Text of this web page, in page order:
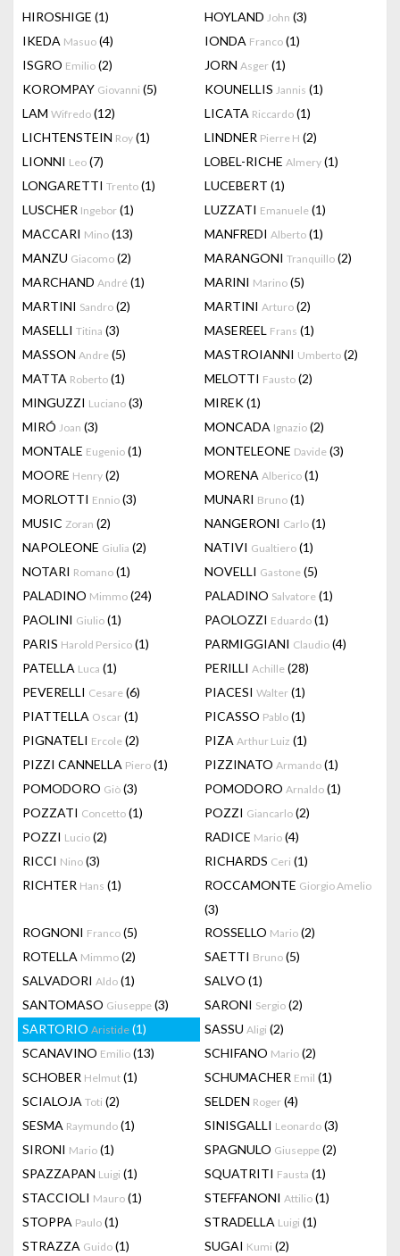
HIROSHIGE (1) HOYLAND John (3)
IKEDA Masuo (4) IONDA Franco (1)
ISGRO Emilio (2) JORN Asger (1)
KOROMPAY Giovanni (5) KOUNELLIS Jannis (1)
LAM Wifredo (12) LICATA Riccardo (1)
LICHTENSTEIN Roy (1) LINDNER Pierre H (2)
LIONNI Leo (7) LOBEL-RICHE Almery (1)
LONGARETTI Trento (1) LUCEBERT (1)
LUSCHER Ingebor (1) LUZZATI Emanuele (1)
MACCARI Mino (13) MANFREDI Alberto (1)
MANZU Giacomo (2) MARANGONI Tranquillo (2)
MARCHAND André (1) MARINI Marino (5)
MARTINI Sandro (2) MARTINI Arturo (2)
MASELLI Titina (3) MASEREEL Frans (1)
MASSON Andre (5) MASTROIANNI Umberto (2)
MATTA Roberto (1) MELOTTI Fausto (2)
MINGUZZI Luciano (3) MIREK(1)
MIRÓ Joan (3) MONCADA Ignazio (2)
MONTALE Eugenio (1) MONTELEONE Davide (3)
MOORE Henry (2) MORENA Alberico (1)
MORLOTTI Ennio (3) MUNARI Bruno (1)
MUSIC Zoran (2) NANGERONI Carlo (1)
NAPOLEONE Giulia (2) NATIVI Gualtiero (1)
NOTARI Romano (1) NOVELLI Gastone (5)
PALADINO Mimmo (24) PALADINO Salvatore (1)
PAOLINI Giulio (1) PAOLOZZI Eduardo (1)
PARIS Harold Persico (1) PARMIGGIANI Claudio (4)
PATELLA Luca (1) PERILLI Achille (28)
PEVERELLI Cesare (6) PIACESI Walter (1)
PIATTELLA Oscar (1) PICASSO Pablo (1)
PIGNATELI Ercole (2) PIZA Arthur Luiz (1)
PIZZI CANNELLA Piero (1) PIZZINATO Armando (1)
POMODORO Giò (3) POMODORO Arnaldo (1)
POZZATI Concetto (1) POZZI Giancarlo (2)
POZZI Lucio (2) RADICE Mario (4)
RICCI Nino (3) RICHARDS Ceri (1)
RICHTER Hans (1) ROCCAMONTE Giorgio Amelio
(3)
ROGNONI Franco (5) ROSSELLO Mario (2)
ROTELLA Mimmo (2) SAETTI Bruno (5)
SALVADORI Aldo (1) SALVO (1)
SANTOMASO Giuseppe (3) SARONI Sergio (2)
SARTORIO Aristide (1) SASSU Aligi (2)
SCANAVINO Emilio (13) SCHIFANO Mario (2)
SCHOBER Helmut (1) SCHUMACHER Emil (1)
SCIALOJA Toti (2) SELDEN Roger (4)
SESMA Raymundo (1) SINISGALLI Leonardo (3)
SIRONI Mario (1) SPAGNULO Giuseppe (2)
SPAZZAPAN Luigi (1) SQUATRITI Fausta (1)
STACCIOLI Mauro (1) STEFFANONI Attilio (1)
STOPPA Paulo (1) STRADELLA Luigi (1)
STRAZZA Guido (1) SUGAI Kumi (2)